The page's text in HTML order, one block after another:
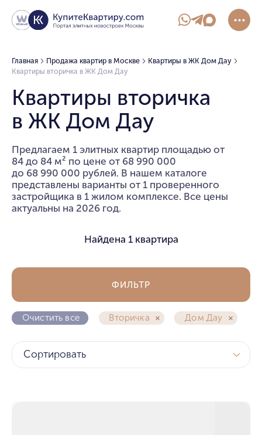
Главная Продажа квартир в Москве
Квартиры в ЖК Дом Дау
Квартиры вторичка в ЖК Дом Дау
Квартиры вторичка
в ЖК Дом Дау
Предлагаем 1 элитных квартир площадью от
84 до 84 м² по цене от 68 990 000
до 68 990 000 рублей. В нашем каталоге
представлены варианты от 1 проверенного
застройщика в 1 жилом комплексе. Все цены
актуальны на 2026 год.
Найдена 1 квартира
Очистить все Вторичка Дом Дау
ФИЛЬТР
Сортировать